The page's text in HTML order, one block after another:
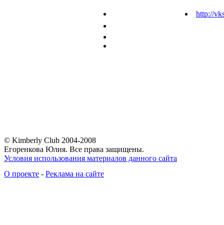
http://
© Kimberly Club 2004-2008
Егоренкова Юлия. Все права защищены.
Условия использования материалов данного сайта
О проекте - Реклама на сайте